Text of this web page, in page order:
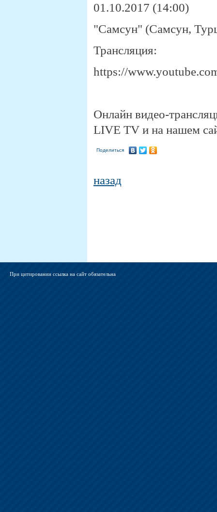
01.10.2017 (14:00)
"Самсун" (Самсун,
Трансляция:
https://
Онлайн видео-
LIVE TV и на нашем
Поделиться
назад
При цитировании ссылка на сайт обязательна